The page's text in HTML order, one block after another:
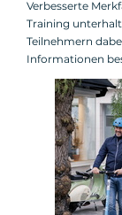
Verbesserte
Training
Teilnehmern
Informationen